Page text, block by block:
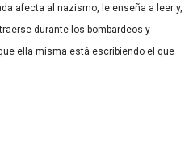
afecta al nazismo, le enseña a leer y,
durante los bombardeos y
ella misma está escribiendo el que